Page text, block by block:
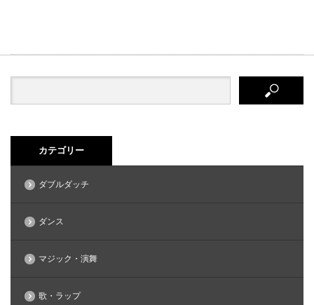
カテゴリー
ダブルダッチ
ダンス
マジック・演舞
歌・ラップ